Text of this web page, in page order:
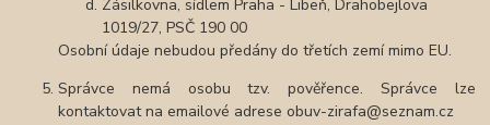
Zásilkovna, sídlem Praha - Libeň, Drahobejlova
1019/27, PSČ 190 00
Osobní údaje nebudou předány do třetích zemí mimo EU.
Správce nemá osobu tzv. pověřence. Správce lze
kontaktovat na emailové adrese obuv-zirafa@seznam.cz